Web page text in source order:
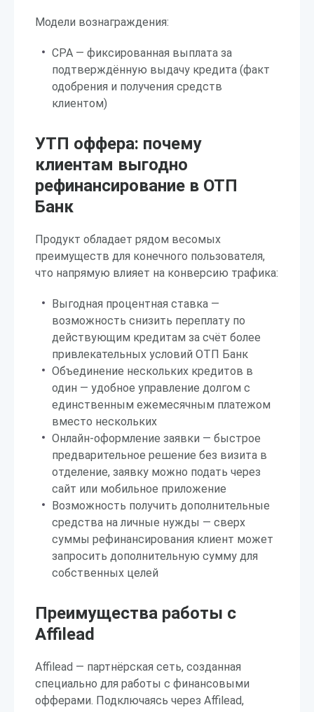
Модели вознаграждения:
CPA — фиксированная выплата за
подтверждённую выдачу кредита (факт
одобрения и получения средств
клиентом)
УТП оффера: почему
клиентам выгодно
рефинансирование в ОТП
Банк
Продукт обладает рядом весомых
преимуществ для конечного пользователя,
что напрямую влияет на конверсию трафика:
Выгодная процентная ставка —
возможность снизить переплату по
действующим кредитам за счёт более
привлекательных условий ОТП Банк
Объединение нескольких кредитов в
один — удобное управление долгом с
единственным ежемесячным платежом
вместо нескольких
Онлайн-оформление заявки — быстрое
предварительное решение без визита в
отделение, заявку можно подать через
сайт или мобильное приложение
Возможность получить дополнительные
средства на личные нужды — сверх
суммы рефинансирования клиент может
запросить дополнительную сумму для
собственных целей
Преимущества работы с
Affilead
Affilead — партнёрская сеть, созданная
специально для работы с финансовыми
офферами. Подключаясь через Affilead,